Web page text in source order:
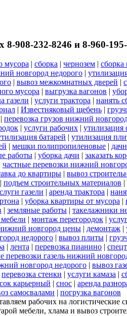
8-908-232-8246 и 8-960-
мусора | сборка | чернозем | сборка
новгород недорого |
| вывоз межкомнатных дверей |
мусора | выгрузка вагонов |
газели | услуги трактора | нанять
| Известняковый щебень |
| перевозка грузов нижний
| услуги рабочих | утилизация
батарей | утилизация
| мешки полипропиленовые |
работы | уборка дачи | заказать
частные перевозки нижний
до квартиры | вывоз
| подъем строительных материалов |
газели | аренда трактора |
| уборка квартиры от мусора |
| земляные работы | такелажники
| монтаж перегородок |
новгород цены | демонтаж |
недорого | вывоз плиты |
| лента | перевозка пианино |
перевозки газель нижний
новгород недорого | вывоз
перевозка стенки | услуги камаза |
карьерный | снос | аренда
самосвалами | погрузка вагонов
рабочих на
мебели, хлама и вывоз